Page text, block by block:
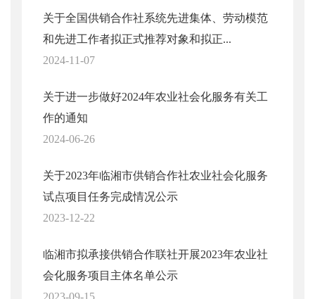
关于全国供销合作社系统先进集体、劳动模范
和先进工作者拟正式推荐对象和拟正...
2024-11-07
关于进一步做好2024年农业社会化服务有关工
作的通知
2024-06-26
关于2023年临湘市供销合作社农业社会化服务
试点项目任务完成情况公示
2023-12-22
临湘市拟承接供销合作联社开展2023年农业社
会化服务项目主体名单公示
2023-09-15